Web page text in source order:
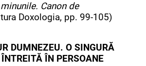
Canon de
Doxologia, pp. 99-105)
DUMNEZEU. O SINGURĂ
ÎN PERSOANE